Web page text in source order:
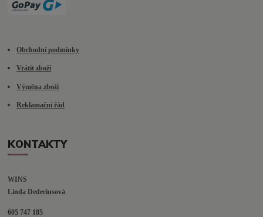
Obchodní podmínky
Vrátit zboží
Výměna zboží
Reklamační řád
KONTAKTY
WINS
Linda Dedeciusová
605 747 185